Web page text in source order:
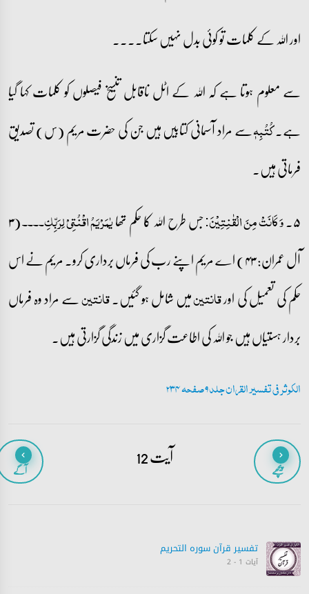
اور اللہ کے کلمات تو کوئی بدل نہیں سکتا۔۔۔۔
سے معلوم ہوتا ہے کہ اللہ کے اٹل ناقابل تنسیخ فیصلوں کو کلمات کہا گیا
ہے۔کُتُبِہٖسے مراد آسمانی کتابیں ہیں جن کی حضرت مریم (س) تصدیق
فرماتی ہیں۔
۵۔ وَ کَانَتۡ مِنَ الۡقٰنِتِیۡنَ:جس طرح اللہ کا حکم تھایٰمَرۡیَمُ اقۡنُتِیۡ لِرَبِّکِ۔۔۔۔ (۳
آل عمران: ۴۳) اے مریم اپنے رب کی فرماں برداری کرو۔ مریم نے اس
حکم کی تعمیل کی اورقانتینمیں شامل ہو گئیں۔قانتینسے مراد وہ فرماں
بردار ہستیاں ہیں جو اللہ کی اطاعت گزاری میں زندگی گزارتی ہیں۔
الکوثر فی تفسیر القران جلد 9 صفحہ 234
پیچھے آیت 12 آگے
تفسیر قرآن سورہ ‎التحريم
آیات 1 - 2